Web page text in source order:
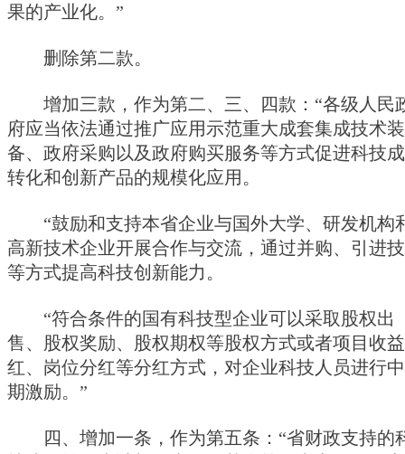
果的产业化。”
删除第二款。
增加三款，作为第二、三、四款：“各级人民
府应当依法通过推广应用示范重大成套集成技术装
备、政府采购以及政府购买服务等方式促进科技
转化和创新产品的规模化应用。
“鼓励和支持本省企业与国外大学、研发机构
高新技术企业开展合作与交流，通过并购、引进
等方式提高科技创新能力。
“符合条件的国有科技型企业可以采取股权出
售、股权奖励、股权期权等股权方式或者项目收
红、岗位分红等分红方式，对企业科技人员进行
期激励。”
四、增加一条，作为第五条：“省财政支持的